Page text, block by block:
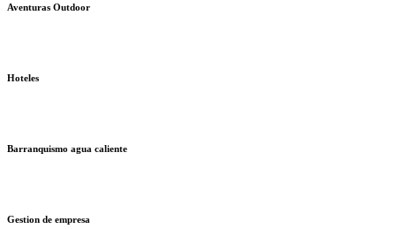
Aventuras Outdoor
Hoteles
Barranquismo agua caliente
Gestion de empresa